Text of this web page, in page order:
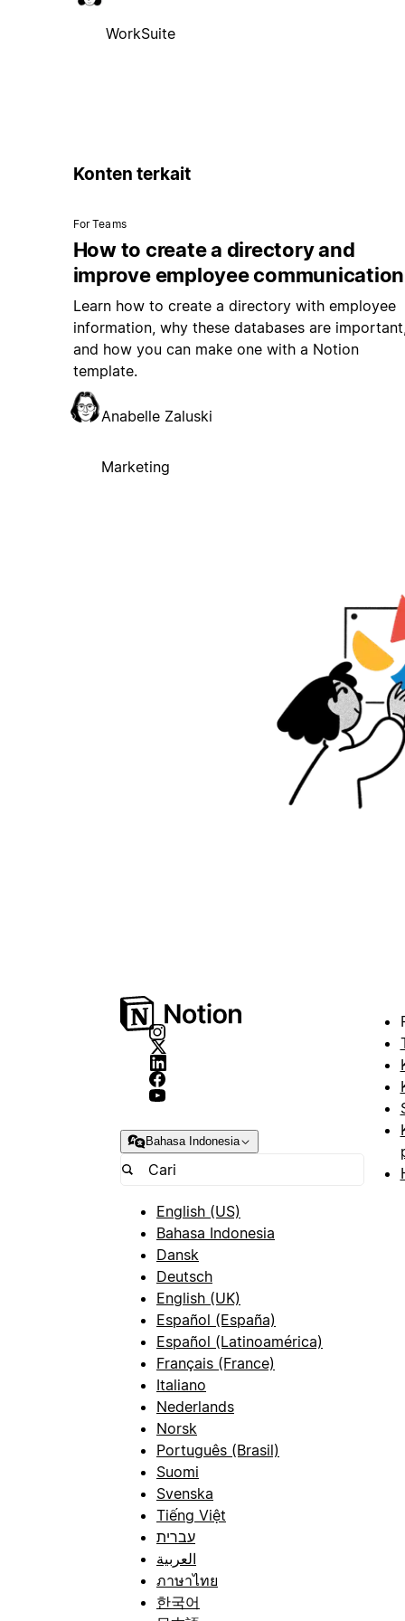
WorkSuite
Konten terkait
For Teams
How to create a directory and
improve employee communication
Learn how to create a directory with employee
information, why these databases are
and how you can make one with a Notion
template.
Anabelle Zaluski
Marketing
Bahasa Indonesia
English (US)
Bahasa Indonesia
Dansk
Deutsch
English (UK)
Español (España)
Español (Latinoamérica)
Français (France)
Italiano
Nederlands
Norsk
Português (Brasil)
Suomi
Svenska
Tiếng Việt
עברית
العربية
ภาษาไทย
한국어